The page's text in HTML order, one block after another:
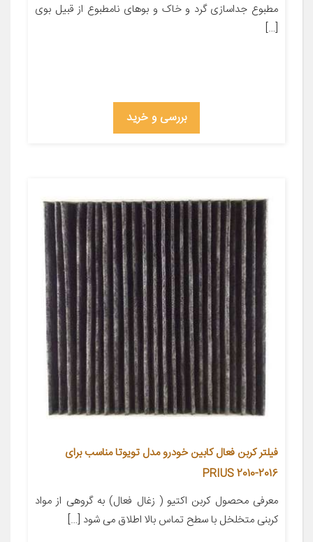
مطبوع جداسازی گرد و خاک و بوهای نامطبوع از قبیل بوی
[…]
بررسی و خرید
فیلتر کربن فعال کابین خودرو مدل تویوتا مناسب برای
PRIUS 2010-2016
معرفی محصول کربن اکتیو ( زغال فعال) به گروهی از مواد
کربنی متخلخل با سطح تماس بالا اطلاق می شود […]